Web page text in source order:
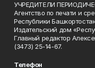
УЧРЕДИТЕЛИ
Агентство по печати и
Республики
Издательский дом
Главный редактор
(3473) 25-14-67.
Телефон